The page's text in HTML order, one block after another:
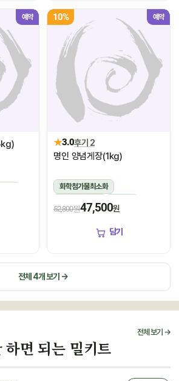
예약 10% 예약
★3.0후기 2
명인 양념게장(1kg)
화학첨가물최소화
1kg(5미~6미)
52,800원47,500원
담기
전체 4개 보기 →
전체 보기 →
하면 되는 밀키트